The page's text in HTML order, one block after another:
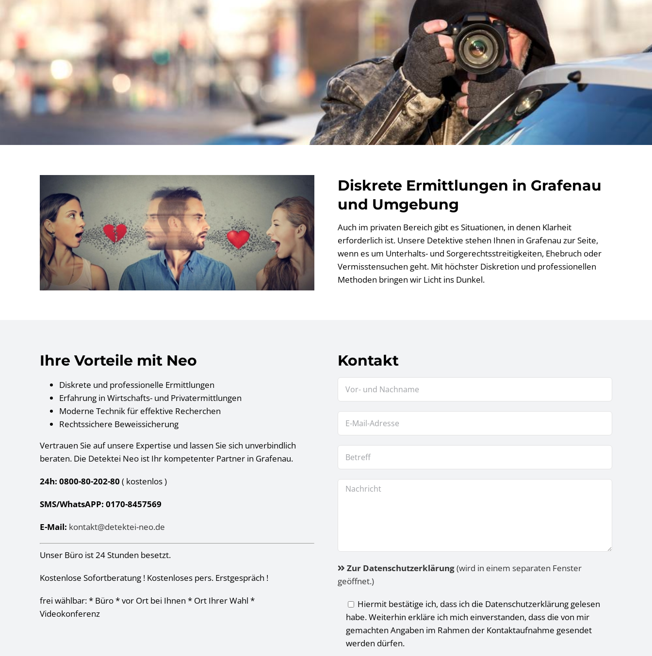
Diskrete Ermittlungen in Grafenau
und Umgebung
Auch im privaten Bereich gibt es Situationen, in denen Klarheit
erforderlich ist. Unsere Detektive stehen Ihnen in Grafenau zur Seite,
wenn es um Unterhalts- und Sorgerechtsstreitigkeiten, Ehebruch oder
Vermisstensuchen geht. Mit höchster Diskretion und professionellen
Methoden bringen wir Licht ins Dunkel.
Ihre Vorteile mit Neo
Diskrete und professionelle Ermittlungen
Erfahrung in Wirtschafts- und Privatermittlungen
Moderne Technik für effektive Recherchen
Rechtssichere Beweissicherung
Vertrauen Sie auf unsere Expertise und lassen Sie sich unverbindlich
beraten. Die Detektei Neo ist Ihr kompetenter Partner in Grafenau.
24h: 0800-80-202-80 ( kostenlos)
SMS/WhatsAPP: 0170-8457569
E-Mail: kontakt@detektei-neo.de
Unser Büro ist 24 Stunden besetzt.
Kostenlose Sofortberatung ! Kostenloses pers. Erstgespräch !
frei wählbar: * Büro * vor Ort bei Ihnen * Ort Ihrer Wahl *
Videokonferenz
Kontakt
Zur Datenschutzerklärung(wird in einem separaten Fenster
geöffnet.)
Hiermit bestätige ich, dass ich die Datenschutzerklärung gelesen
habe. Weiterhin erkläre ich mich einverstanden, dass die von mir
gemachten Angaben im Rahmen der Kontaktaufnahme gesendet
werden dürfen.